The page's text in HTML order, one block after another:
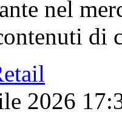
nel
di
2026